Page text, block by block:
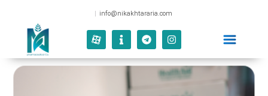
info@nikakhtararia.com
|